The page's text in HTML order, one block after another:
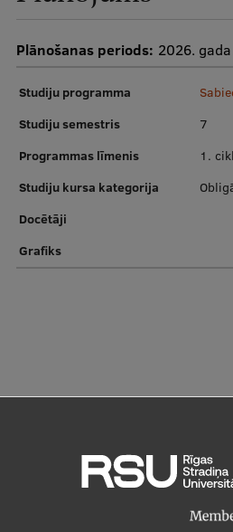
Pētniecības datu pārvaldība
RSU zinātnes portāls
Doktorantūras skola
Pētniecības pakalpojumi
Pētniecības projekti
Zinātnieku brokastis
Mobilitātes programmas
Plānošanas periods: 2026.
Studiju programma
Studiju semestris
7
Programmas līmenis
1.
Studiju kursa kategorija
Docētāji
Grafiks